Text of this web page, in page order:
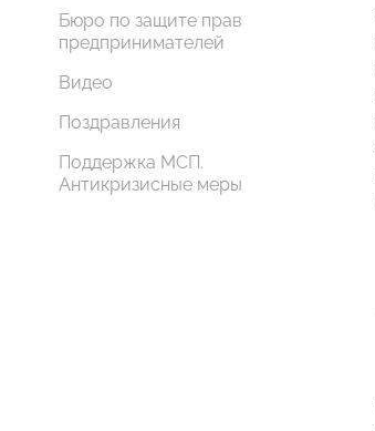
Бюро по защите прав
предпринимателей
Видео
Поздравления
Поддержка МСП.
Антикризисные меры